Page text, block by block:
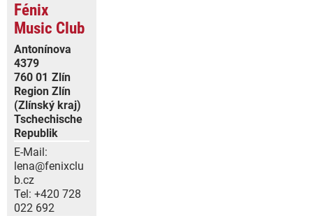
Fénix
Music Club
Antonínova
4379
760 01 Zlín
Region Zlín
(Zlínský kraj)
Tschechische
Republik
E-Mail:
lena@fenixclu
b.cz
Tel: +420 728
022 692